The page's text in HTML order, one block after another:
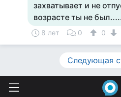
захватывает и не
возрасте ты не
8 лет 0 0
Следующая